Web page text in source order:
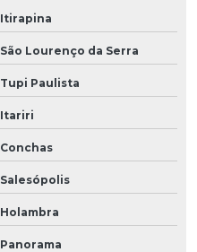
Itirapina
São Lourenço da Serra
Tupi Paulista
Itariri
Conchas
Salesópolis
Holambra
Panorama